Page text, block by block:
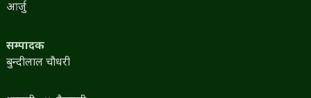
आर्जु
सम्पादक
बुन्दीलाल चौधरी